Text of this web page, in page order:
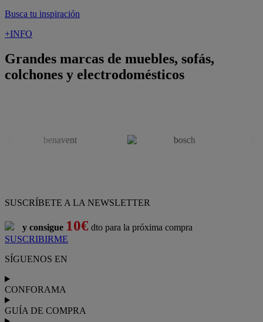
Busca tu inspiración
+INFO
Grandes marcas de muebles, sofás,
colchones y electrodomésticos
SUSCRÍBETE A LA NEWSLETTER
y consigue 10€ dto para la próxima compra
SUSCRIBIRME
SÍGUENOS EN
CONFORAMA
GUÍA DE COMPRA